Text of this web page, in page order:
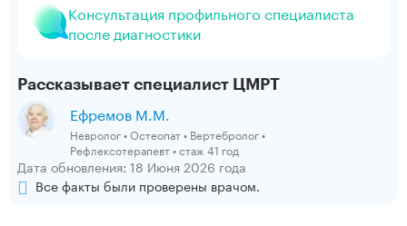
Консультация профильного специалиста
после диагностики
Рассказывает специалист ЦМРТ
Ефремов М.М.
Невролог • Остеопат • Вертебролог •
Рефлексотерапевт • стаж 41 год
Дата обновления: 18 Июня 2026 года
Все факты были проверены врачом.